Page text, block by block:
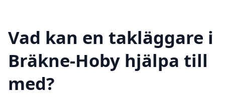
Vad kan en takläggare i
Bräkne-Hoby hjälpa till
med?